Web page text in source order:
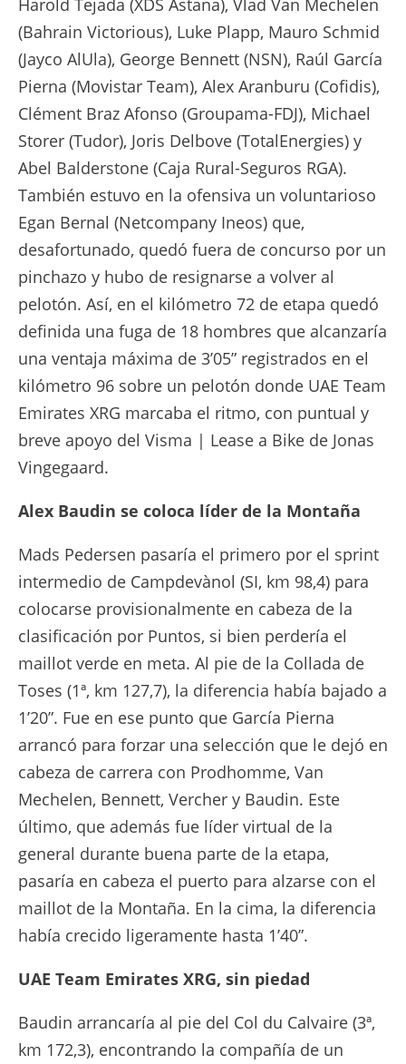
(Bahrain Victorious), Luke Plapp, Mauro Schmid
(Jayco AlUla), George Bennett (NSN), Raúl García
Pierna (Movistar Team), Alex Aranburu (Cofidis),
Clément Braz Afonso (Groupama-FDJ), Michael
Storer (Tudor), Joris Delbove (TotalEnergies) y
Abel Balderstone (Caja Rural-Seguros RGA).
También estuvo en la ofensiva un voluntarioso
Egan Bernal (Netcompany Ineos) que,
desafortunado, quedó fuera de concurso por un
pinchazo y hubo de resignarse a volver al
pelotón. Así, en el kilómetro 72 de etapa quedó
definida una fuga de 18 hombres que alcanzaría
una ventaja máxima de 3’05” registrados en el
kilómetro 96 sobre un pelotón donde UAE Team
Emirates XRG marcaba el ritmo, con puntual y
breve apoyo del Visma | Lease a Bike de Jonas
Vingegaard.
Alex Baudin se coloca líder de la Montaña
Mads Pedersen pasaría el primero por el sprint
intermedio de Campdevànol (SI, km 98,4) para
colocarse provisionalmente en cabeza de la
clasificación por Puntos, si bien perdería el
maillot verde en meta. Al pie de la Collada de
Toses (1ª, km 127,7), la diferencia había bajado a
1’20”. Fue en ese punto que García Pierna
arrancó para forzar una selección que le dejó en
cabeza de carrera con Prodhomme, Van
Mechelen, Bennett, Vercher y Baudin. Este
último, que además fue líder virtual de la
general durante buena parte de la etapa,
pasaría en cabeza el puerto para alzarse con el
maillot de la Montaña. En la cima, la diferencia
había crecido ligeramente hasta 1’40”.
UAE Team Emirates XRG, sin piedad
Baudin arrancaría al pie del Col du Calvaire (3ª,
km 172,3), encontrando la compañía de un